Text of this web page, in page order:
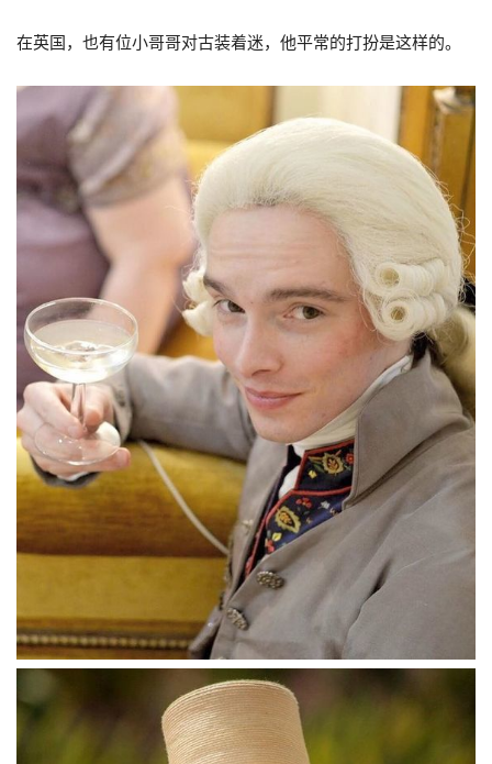
在英国，也有位小哥哥对古装着迷，他平常的打扮是这样的。